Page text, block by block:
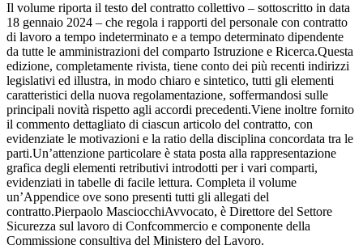
Il volume riporta il testo del contratto collettivo – sottoscritto in data
18 gennaio 2024 – che regola i rapporti del personale con contratto
di lavoro a tempo indeterminato e a tempo determinato dipendente
da tutte le amministrazioni del comparto Istruzione e Ricerca.Questa
edizione, completamente rivista, tiene conto dei più recenti indirizzi
legislativi ed illustra, in modo chiaro e sintetico, tutti gli elementi
caratteristici della nuova regolamentazione, soffermandosi sulle
principali novità rispetto agli accordi precedenti.Viene inoltre fornito
il commento dettagliato di ciascun articolo del contratto, con
evidenziate le motivazioni e la ratio della disciplina concordata tra le
parti.Un’attenzione particolare è stata posta alla rappresentazione
grafica degli elementi retributivi introdotti per i vari comparti,
evidenziati in tabelle di facile lettura. Completa il volume
un’Appendice ove sono presenti tutti gli allegati del
contratto.Pierpaolo MasciocchiAvvocato, è Direttore del Settore
Sicurezza sul lavoro di Confcommercio e componente della
Commissione consultiva del Ministero del Lavoro.